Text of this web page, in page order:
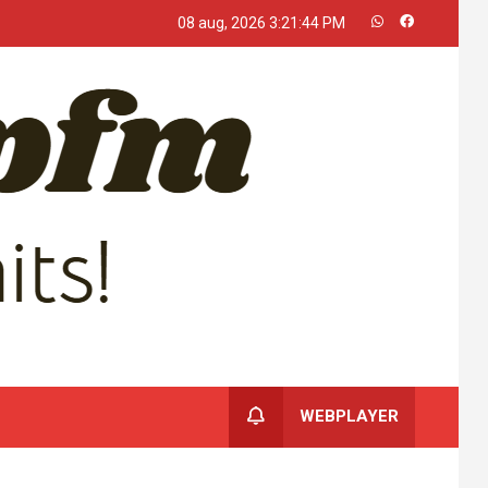
08 aug, 2026 3:21:45 PM
WEBPLAYER